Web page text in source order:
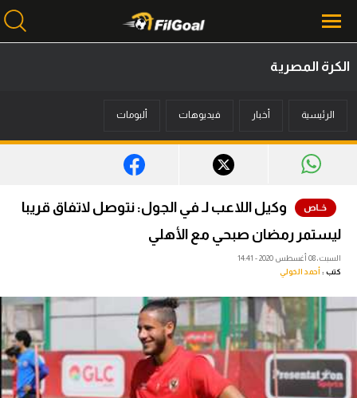
أخبار
ميركاتو
فانتازي في الجول
فيديوهات
عدسات
آراء حرة
الكرة المصرية
الرئيسية أخبار فيديوهات ألبومات
وكيل اللاعب لـ في الجول: نتوصل لاتفاق قريبا
ليستمر رمضان صبحي مع الأهلي
السبت، 08 أغسطس 2020 - 14:41
كتب : أحمد الخولي